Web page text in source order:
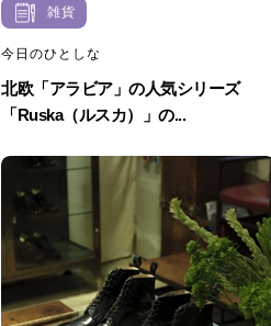
雑貨
今日のひとしな
北欧「アラビア」の人気シリーズ
「Ruska（ルスカ）」の...